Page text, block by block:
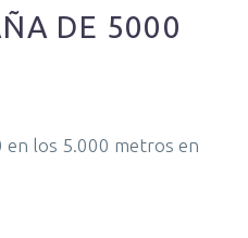
DE 5000
en los 5.000 metros en